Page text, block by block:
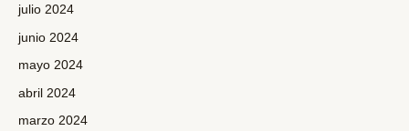
julio 2024
junio 2024
mayo 2024
abril 2024
marzo 2024